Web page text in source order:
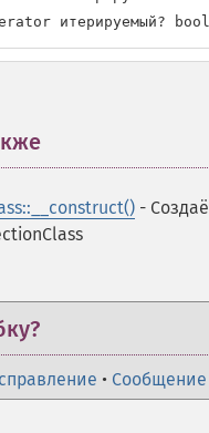
итерируемый?
-
•